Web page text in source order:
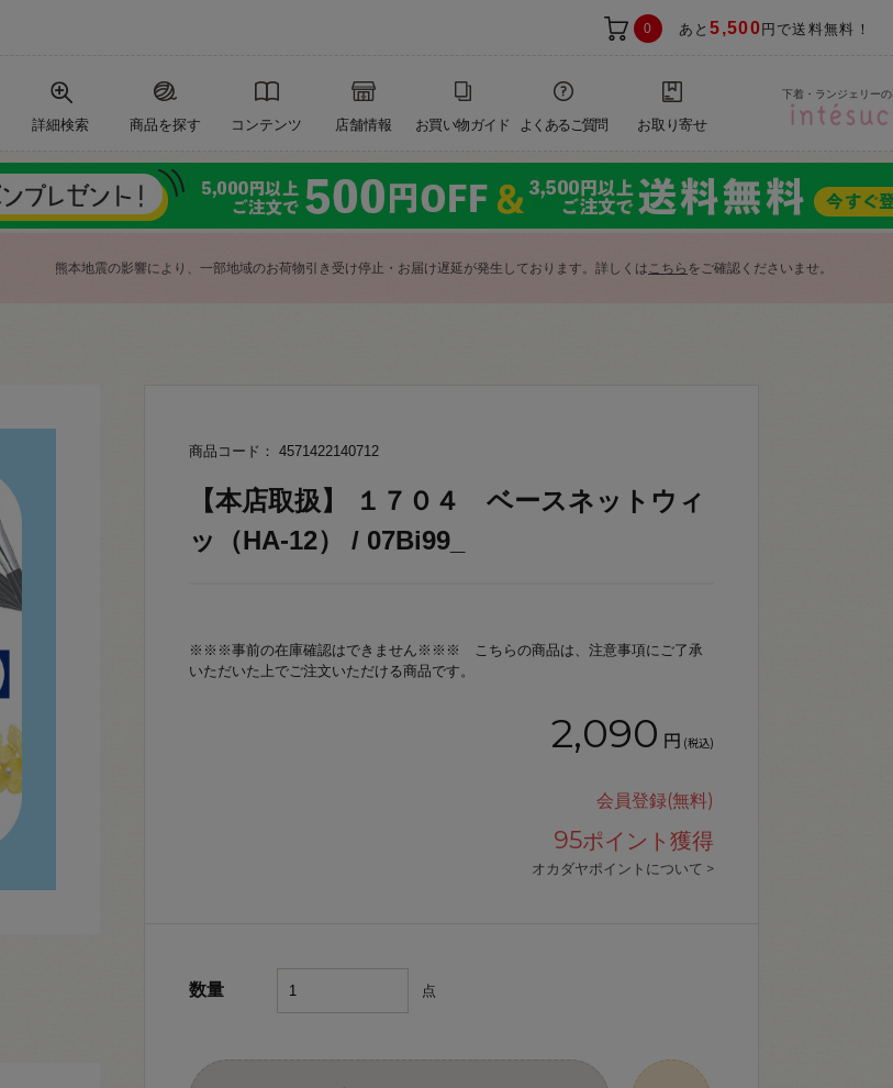
0 あと5,500 円で送料無料！
詳細検索 商品を探す コンテンツ 店舗情報 お買い物ガイド よくあるご質問 お取り寄せ
下着・ランジェリー
熊本地震の影響により、一部地域のお荷物引き受け停止・お届け遅延が発生しております。詳しくはこちら をご確認くださいませ。
商品コード： 4571422140712
【本店取扱】 １７０４ ベースネットウィ
ッ（HA-12） / 07Bi99_
※※※事前の在庫確認はできません※※※ こちらの商品は、注意事項にご了承
いただいた上でご注文いただける商品です。
2,090 円 (税込)
会員登録(無料)
95ポイント獲得
オカダヤポイントについて >
数量 点